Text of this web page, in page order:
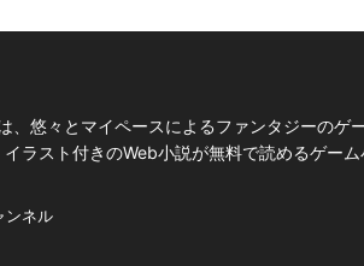
悠々とマイペースによるファンタジーのゲ
ラスト付きのWeb小説が無料で読めるゲーム
ンネル